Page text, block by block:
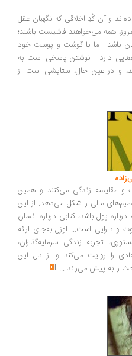
و آن کُدِ اخلاقی که نگهبان عقل
همه می‌خواهند فاشیست باشند؛
باشد... ما با گوشت و پوست خود
دارد... نوشتن پاسخی است به
و در عین حال، ستایشی است از
و مقایسه زندگی می‌کنند و همین
مالی را شکل می‌دهد. از این
پول باشد، کتابی درباره انسان
و دارایی است... اوزل به‌جای ارائه
تجربه زندگی سرمایه‌گذاران،
عادی را روایت می‌کند و از دل این
را به پیش می‌راند ...